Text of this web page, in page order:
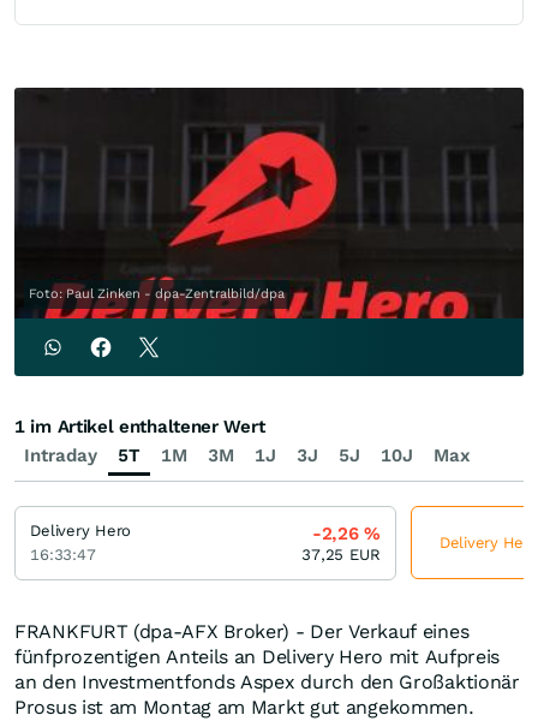
Foto: Paul Zinken - dpa-Zentralbild/dpa
FRANKFURT (dpa-AFX Broker) - Der Verkauf eines
fünfprozentigen Anteils an Delivery Hero mit Aufpreis
an den Investmentfonds Aspex durch den Großaktionär
Prosus ist am Montag am Markt gut angekommen.
Intraday 5T 1M 3M 1J 3J 5J 10J Max
1 im Artikel enthaltener Wert
Delivery Hero
16:33:47
-2,26%
37,25 EUR
Delivery